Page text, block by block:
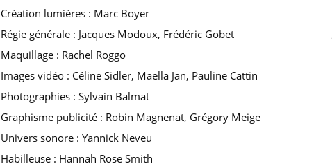
Création lumières : Marc Boyer
Régie générale : Jacques Modoux, Frédéric Gobet
Maquillage : Rachel Roggo
Images vidéo : Céline Sidler, Maëlla Jan, Pauline Cattin
Photographies : Sylvain Balmat
Graphisme publicité : Robin Magnenat, Grégory Meige
Univers sonore : Yannick Neveu
Habilleuse : Hannah Rose Smith